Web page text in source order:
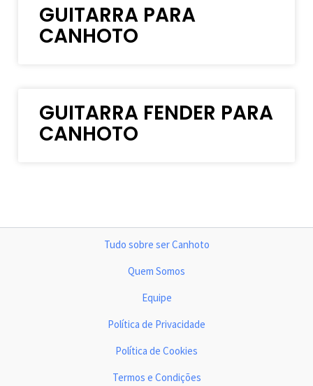
GUITARRA PARA
CANHOTO
GUITARRA FENDER PARA
CANHOTO
Tudo sobre ser Canhoto
Quem Somos
Equipe
Política de Privacidade
Política de Cookies
Termos e Condições